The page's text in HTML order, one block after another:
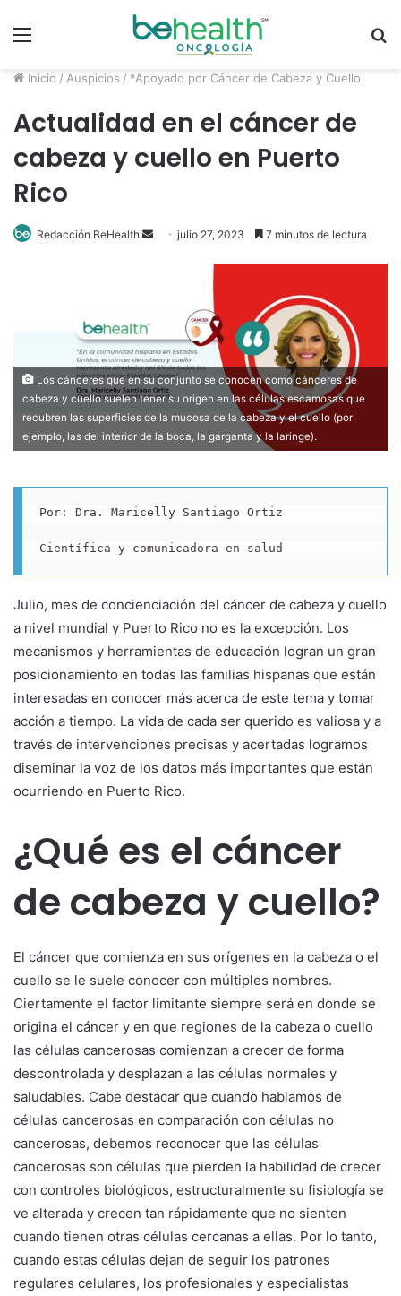
Inicio / Auspicios / *Apoyado por Cáncer de Cabeza y Cuello
Actualidad en el cáncer de
cabeza y cuello en Puerto
Rico
Redacción BeHealth
n
e
m
a
l
julio 27, 2023 7 minutos de lectura
Los cánceres que en su conjunto se conocen como cánceres de
cabeza y cuello suelen tener su origen en las células escamosas que
recubren las superficies de la mucosa de la cabeza y el cuello (por
ejemplo, las del interior de la boca, la garganta y la laringe).
Por: Dra. Maricelly Santiago Ortiz
Científica y comunicadora en salud
Julio, mes de concienciación del cáncer de cabeza y cuello
a nivel mundial y Puerto Rico no es la excepción. Los
mecanismos y herramientas de educación logran un gran
posicionamiento en todas las familias hispanas que están
interesadas en conocer más acerca de este tema y tomar
acción a tiempo. La vida de cada ser querido es valiosa y a
través de intervenciones precisas y acertadas logramos
diseminar la voz de los datos más importantes que están
ocurriendo en Puerto Rico.
¿Qué es el cáncer
de cabeza y cuello?
El cáncer que comienza en sus orígenes en la cabeza o el
cuello se le suele conocer con múltiples nombres.
Ciertamente el factor limitante siempre será en donde se
origina el cáncer y en que regiones de la cabeza o cuello
las células cancerosas comienzan a crecer de forma
descontrolada y desplazan a las células normales y
saludables. Cabe destacar que cuando hablamos de
células cancerosas en comparación con células no
cancerosas, debemos reconocer que las células
cancerosas son células que pierden la habilidad de crecer
con controles biológicos, estructuralmente su fisiología se
ve alterada y crecen tan rápidamente que no sienten
cuando tienen otras células cercanas a ellas. Por lo tanto,
cuando estas células dejan de seguir los patrones
regulares celulares, los profesionales y especialistas